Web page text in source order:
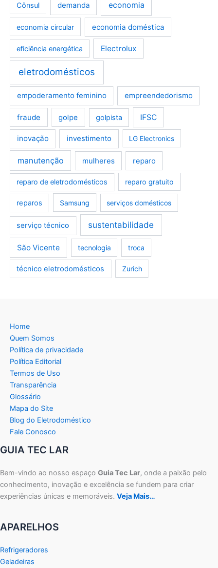
Cônsul demanda economia
economia circular economia doméstica
eficiência energética Electrolux
eletrodomésticos
empoderamento feminino empreendedorismo
fraude golpe golpista IFSC
inovação investimento LG Electronics
manutenção mulheres reparo
reparo de eletrodomésticos reparo gratuito
reparos Samsung serviços domésticos
serviço técnico sustentabilidade
São Vicente tecnologia troca
técnico eletrodomésticos Zurich
Home
Quem Somos
Política de privacidade
Política Editorial
Termos de Uso
Transparência
Glossário
Mapa do Site
Blog do Eletrodoméstico
Fale Conosco
GUIA TEC LAR
Bem-vindo ao nosso espaço Guia Tec Lar, onde a paixão pelo
conhecimento, inovação e excelência se fundem para criar
experiências únicas e memoráveis. Veja Mais…
APARELHOS
Refrigeradores
Geladeiras